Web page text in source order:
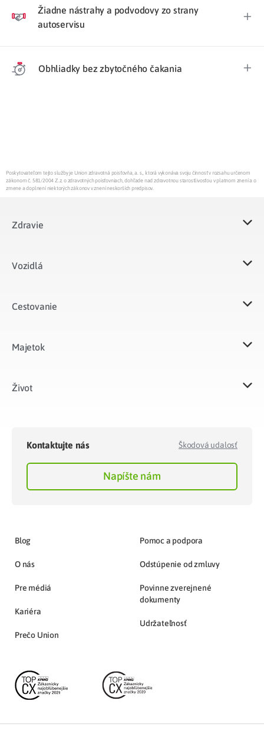
Žiadne nástrahy a podvodovy zo strany
autoservisu
Obhliadky bez zbytočného čakania
Poskytovateľom tejto služby je Union zdravotná poisťovňa, a. s., ktorá vykonáva svoju činnosť v rozsahu určenom
zákonom č. 581/2004 Z.z. o zdravotných poisťovniach, dohľade nad zdravotnou starostlivosťou v platnom znení a o
zmene a doplnení niektorých zákonov v znení neskorších predpisov.
Zdravie
Vozidlá​
Cestovanie
Majetok​
Život​
Kontaktujte nás Škodová udalosť
Napíšte nám
Blog
O nás
Pre médiá
Kariéra
Prečo Union
Pomoc a podpora
Odstúpenie od zmluvy
Povinne zverejnené
dokumenty
Udržateľnosť